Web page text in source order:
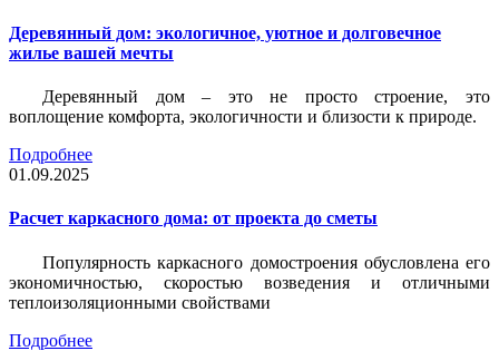
Деревянный дом: экологичное, уютное и долговечное
жилье вашей мечты
Деревянный дом – это не просто строение, это
воплощение комфорта, экологичности и близости к природе.
Подробнее
01.09.2025
Расчет каркасного дома: от проекта до сметы
Популярность каркасного домостроения обусловлена его
экономичностью, скоростью возведения и отличными
теплоизоляционными свойствами
Подробнее